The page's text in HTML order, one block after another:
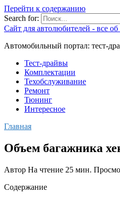
Перейти к содержанию
Search for:
Сайт для автолюбителей - все
Автомобильный портал: тест-
Тест-драйвы
Комплектации
Техобслуживание
Ремонт
Тюнинг
Интересное
Главная
Объем багажника
Автор На чтение 25 мин.
Содержание